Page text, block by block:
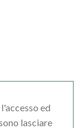
ed
lasciare